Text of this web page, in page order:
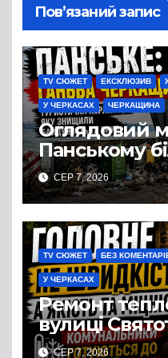
Пов’язаний запис
TV СЮЖЕТ ЕКСКЛЮЗИВ
У ЧЕРКАСАХ ЧЕРКАЩИНА
Оглядовий
Панському
СЕР 7, 2026
TV СЮЖЕТ БЕЗ
У ЧЕРКАСАХ
Ремонт
вулиці
затягнувся
СЕР 7, 2026